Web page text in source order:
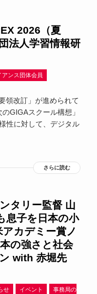
2026（夏
法人学習情報研
アンス団体会員
領改訂」が進められて
GIGAスクール構想」
性に対して、デジタル
さらに読む
タリー監督 山
息子を日本の小
カデミー賞ノ
の強さと社会
with 赤堀先
せ イベント
事務局の